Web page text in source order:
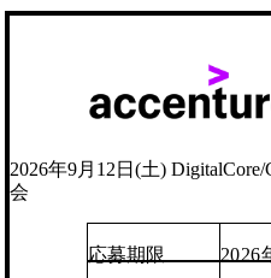
2026年9月12日(土)
会
応募期限
2026